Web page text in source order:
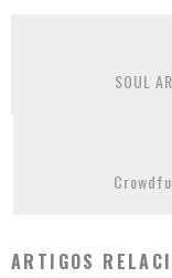
SOUL
ARTIGOS